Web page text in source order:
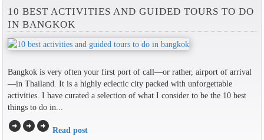
10 BEST ACTIVITIES AND GUIDED TOURS TO DO
IN BANGKOK
Bangkok is very often your first port of call—or rather, airport of arrival
—in Thailand. It is a highly eclectic city packed with unforgettable
activities. I have curated a selection of what I consider to be the 10 best
things to do in...
arrow_circle_rightarrow_circle_rightarrow_circle_right Read post